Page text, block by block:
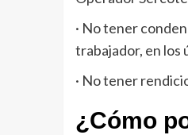
· No tener
trabajador, en los
· No tener
¿Cómo